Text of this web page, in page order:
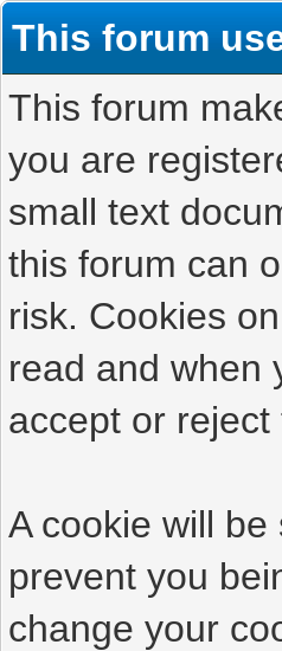
This forum
This forum
you are
small text
this forum can
risk. Cookies
read and when
accept or
A cookie will
prevent you
change your